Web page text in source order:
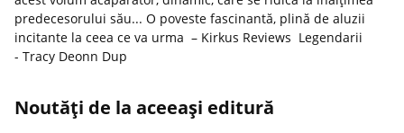
predecesorului său... O poveste fascinantă, plină de aluzii
incitante la ceea ce va urma – Kirkus Reviews Legendarii
- Tracy Deonn Dup
Noutăți de la aceeași editură